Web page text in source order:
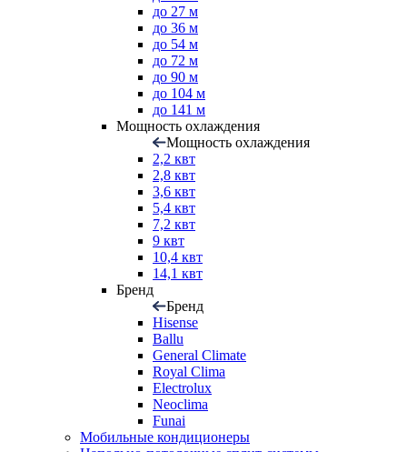
до 27 м
до 36 м
до 54 м
до 72 м
до 90 м
до 104 м
до 141 м
Мощность охлаждения
Мощность охлаждения
2,2 квт
2,8 квт
3,6 квт
5,4 квт
7,2 квт
9 квт
10,4 квт
14,1 квт
Бренд
Бренд
Hisense
Ballu
General Climate
Royal Clima
Electrolux
Neoclima
Funai
Мобильные кондиционеры